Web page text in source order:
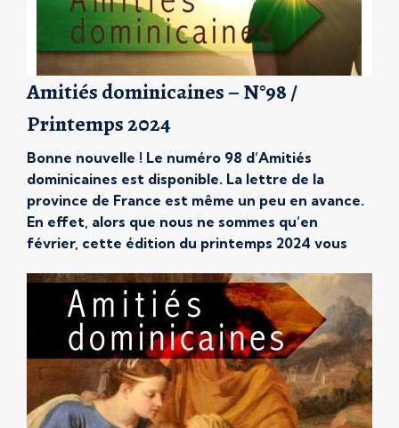
Amitiés dominicaines – N°98 /
Printemps 2024
Bonne nouvelle ! Le numéro 98 d’Amitiés
dominicaines est disponible. La lettre de la
province de France est même un peu en avance.
En effet, alors que nous ne sommes qu’en
février, cette édition du printemps 2024 vous
cela. Ce numéro est largement consacré […]